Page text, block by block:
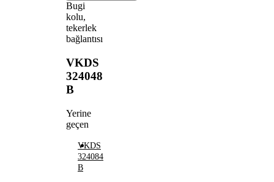
Bugi
kolu,
tekerlek
bağlantısı
VKDS
324048
B
Yerine
geçen
VKDS
324084
B